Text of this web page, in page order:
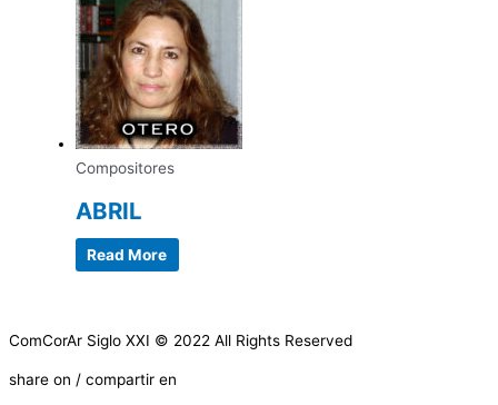
Compositores
ABRIL
Read More
ComCorAr Siglo XXI © 2022 All Rights Reserved
share on / compartir en